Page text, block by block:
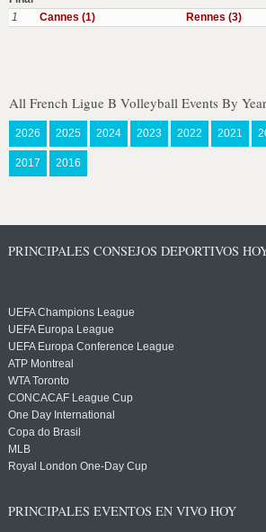
1
Cannes (1) Rennes (3)
All French Ligue B Volleyball Events By
2026 2025 2024 2023 2022 2021
2017 2016
PRINCIPALES CONSEJOS DEPORTIVOS
UEFA Champions League
UEFA Europa League
UEFA Europa Conference League
ATP Montreal
WTA Toronto
CONCACAF League Cup
One Day International
Copa do Brasil
MLB
Royal London One-Day Cup
PRINCIPALES EVENTOS EN VIVO HOY